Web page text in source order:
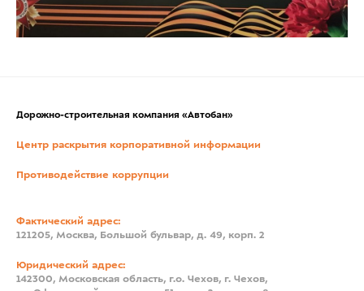
Дорожно-строительная компания «Автобан»
Центр раскрытия корпоративной информации
Противодействие коррупции
Фактический адрес:
121205, Москва, Большой бульвар, д. 49, корп. 2
Юридический адрес:
142300, Московская область, г.о. Чехов, г. Чехов,